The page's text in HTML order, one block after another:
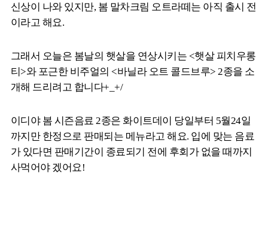
신상이 나와 있지만, 봄 말차크림 오트라떼는 아직 출시 전
이라고 해요.
그래서 오늘은 봄날의 햇살을 연상시키는 <햇살 피치우롱
티>와 포근한 비주얼의 <바닐라 오트 콜드브루> 2종을 소
개해 드리려고 합니다+_+/
이디야 봄 시즌음료 2종은 화이트데이 당일부터 5월24일
까지만 한정으로 판매되는 메뉴라고 해요. 입에 맞는 음료
가 있다면 판매기간이 종료되기 전에 후회가 없을 때까지
사먹어야 겠어요!